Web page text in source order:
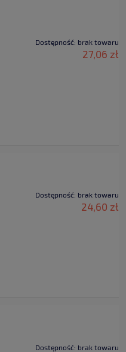
Dostępność: brak towaru
27,06 zł
Dostępność: brak towaru
24,60 zł
Dostępność: brak towaru